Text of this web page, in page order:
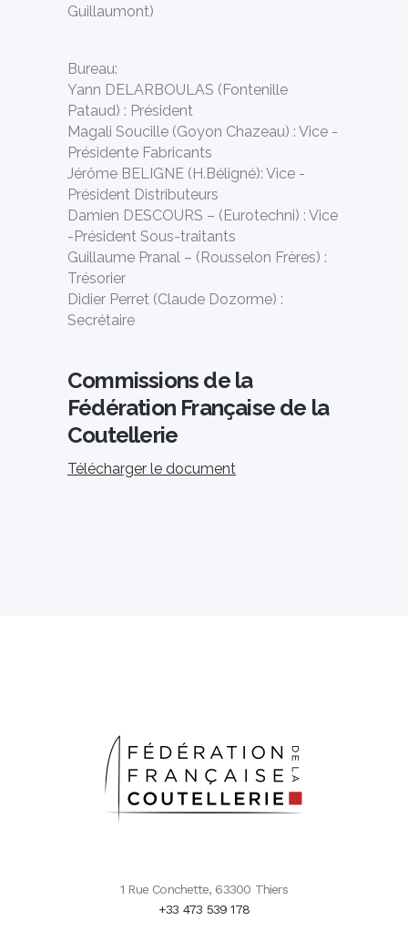
Guillaumont)
Bureau:
Yann DELARBOULAS (Fontenille
Pataud) : Président
Magali Soucille (Goyon Chazeau) : Vice -
Présidente Fabricants
Jérôme BELIGNE (H.Béligné): Vice -
Président Distributeurs
Damien DESCOURS – (Eurotechni) : Vice
-Président Sous-traitants
Guillaume Pranal – (Rousselon Frères) :
Trésorier
Didier Perret (Claude Dozorme) :
Secrétaire
Commissions de la
Fédération Française de la
Coutellerie
Télécharger le document
1 Rue Conchette, 63300 Thiers
+33 473 539 178